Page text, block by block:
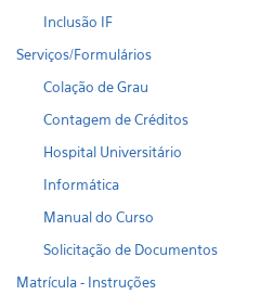
Inclusão IF
Serviços/Formulários
Colação de Grau
Contagem de Créditos
Hospital Universitário
Informática
Manual do Curso
Solicitação de Documentos
Matrícula - Instruções